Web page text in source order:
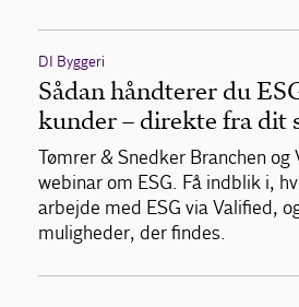
DI Byggeri
Sådan håndterer du
kunder – direkte fra dit
Tømrer & Snedker Branchen
webinar om ESG. Få indblik i,
arbejde med ESG via Valified,
muligheder, der findes.